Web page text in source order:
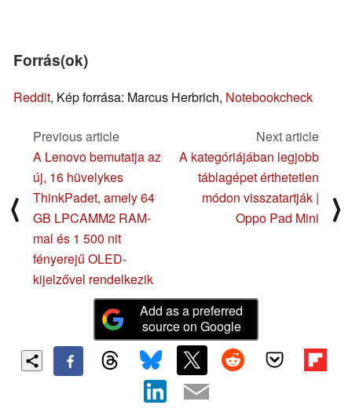
Forrás(ok)
Reddit, Kép forrása: Marcus Herbrich, Notebookcheck
⟨
Previous article
A Lenovo bemutatja az
új, 16 hüvelykes
ThinkPadet, amely 64
GB LPCAMM2 RAM-
mal és 1 500 nit
fényerejű OLED-
kijelzővel rendelkezik
Next article
A kategóriájában legjobb
táblagépet érthetetlen
módon visszatartják |
Oppo Pad Mini
⟩
Add as a preferred
source on Google